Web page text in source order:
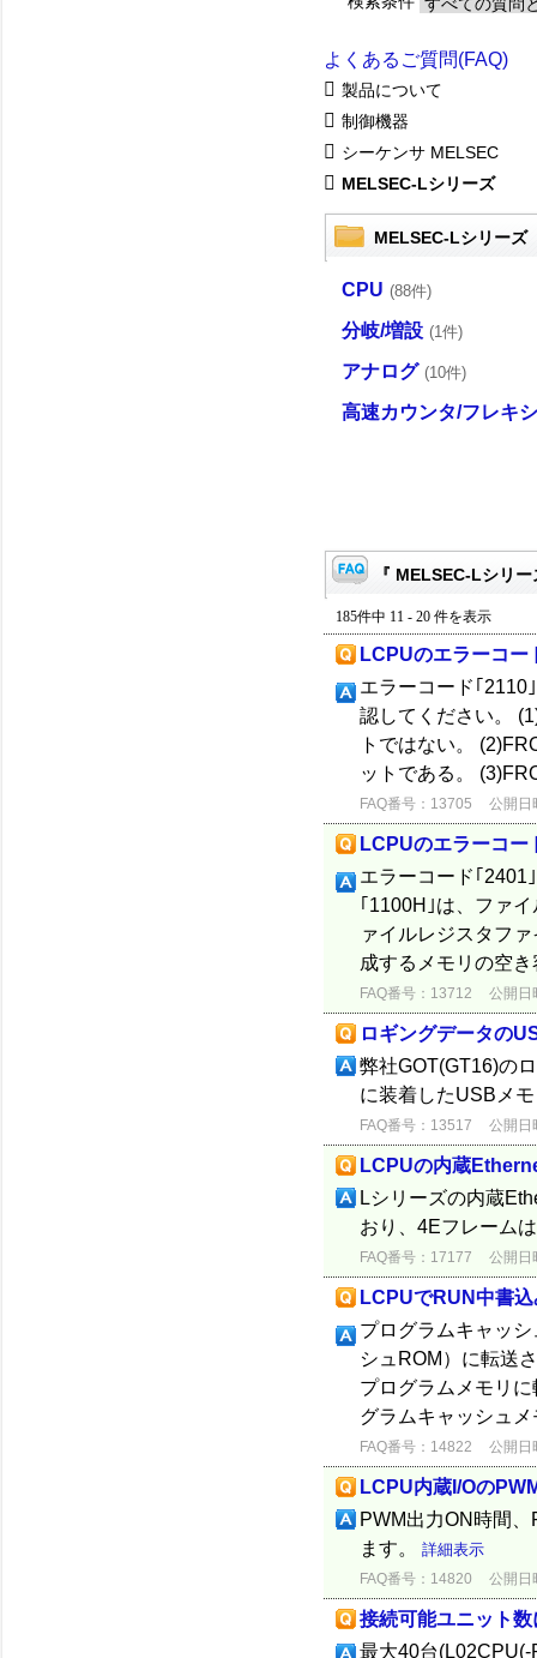
よくあるご質問(FAQ)
製品について
制御機器
シーケンサ MELSEC
MELSEC-Lシリーズ
MELSEC-Lシリーズ
CPU (88件)
分岐/増設 (1件)
アナログ (10件)
高速カウンタ/フレキ
『 MELSEC-Lシリ
185件中 11 - 20 件を表示
LCPUのエラーコー
エラーコード｢2110
認してください。
トではない。
ットである。
FAQ番号：13705 公開日
LCPUのエラーコー
エラーコード｢
｢1100H｣は、ファ
ァイルレジスタフ
成するメモリの空
FAQ番号：13712 公開日
ロギングデータの
弊社GOT(GT16)の
に装着したUSBメ
FAQ番号：13517 公開日
LCPUの内蔵
Lシリーズの内蔵
おり、4Eフレーム
FAQ番号：17177 公開日
LCPUでRUN中書
プログラムキャッ
シュROM）に転送
プログラムメモリ
グラムキャッシュ
FAQ番号：14822 公開日
LCPU内蔵I/Oの
PWM出力ON時間
ます。 詳細表示
FAQ番号：14820 公開日
接続可能ユニット数
最大40台